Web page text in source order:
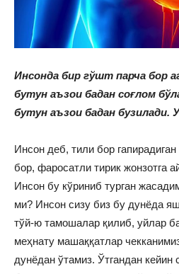
Инсонда бир гўшт парча бор
бутун аъзои бадан соғлом
бутун аъзои бадан бузилади.
Инсон деб, тили бор
бор, фаросатли тирик жонзотга
Инсон бу кўриниб турган
ми? Инсон сизу биз бу дунёда
тўй-ю тамошалар қилиб, уйлар
меҳнату машаққатлар
дунёдан ўтамиз. Ўтгандан кейин